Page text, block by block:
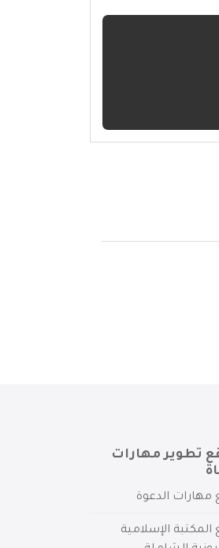
تطوير مهارات
مهارات الدعوة
الإسلامية